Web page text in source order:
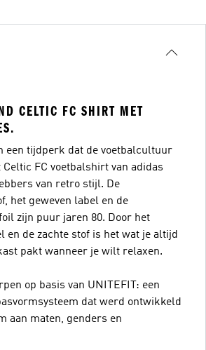
CELTIC FC SHIRT MET
een tijdperk dat de voetbalcultuur
FC voetbalshirt van adidas
van retro stijl. De
het geweven label en de
zijn puur jaren 80. Door het
en de zachte stof is het wat je altijd
pakt wanneer je wilt relaxen.
op basis van UNITEFIT: een
dat werd ontwikkeld
aan maten, genders en